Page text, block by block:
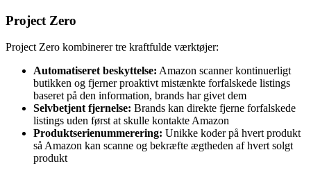
Project Zero
Project Zero kombinerer tre kraftfulde værktøjer:
Automatiseret beskyttelse: Amazon scanner kontinuerligt
butikken og fjerner proaktivt mistænkte forfalskede listings
baseret på den information, brands har givet dem
Selvbetjent fjernelse: Brands kan direkte fjerne forfalskede
listings uden først at skulle kontakte Amazon
Produktserienummerering: Unikke koder på hvert produkt
så Amazon kan scanne og bekræfte ægtheden af hvert solgt
produkt